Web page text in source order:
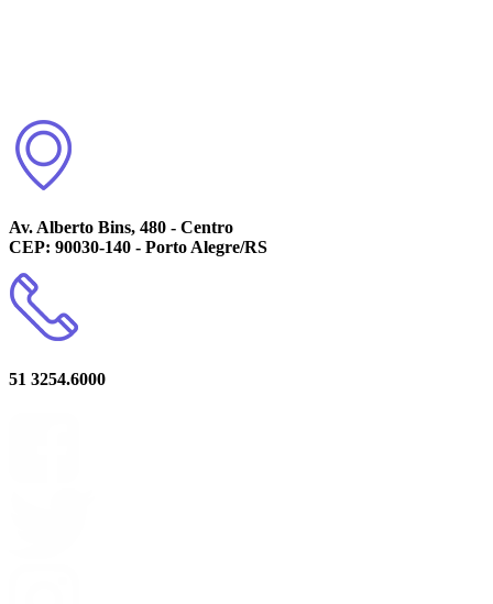
Av. Alberto Bins, 480 - Centro
CEP: 90030-140 - Porto Alegre/RS
51 3254.6000